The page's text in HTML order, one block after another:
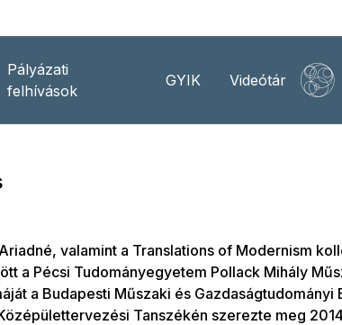
Pályázati
felhívások
GYIK Videótár
valamint a Translations of Modernism
a Pécsi Tudományegyetem Pollack Mihály
a Budapesti Műszaki és Gazdaságtudományi
Tanszékén szerezte meg